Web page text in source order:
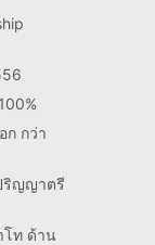
ก กว่า
ริญญาตรี
ท ด้าน